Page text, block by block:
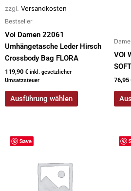
zzgl. Versandkosten
Bestseller
Voi Damen 22061
Umhängetasche Leder Hirsch
Crossbody Bag FLORA
119,90 € inkl. gesetzlicher
Umsatzsteuer
Ausführung wählen
Produktseite
gewählt
werden
VOi
76,95
Save
Dieses
Produkt